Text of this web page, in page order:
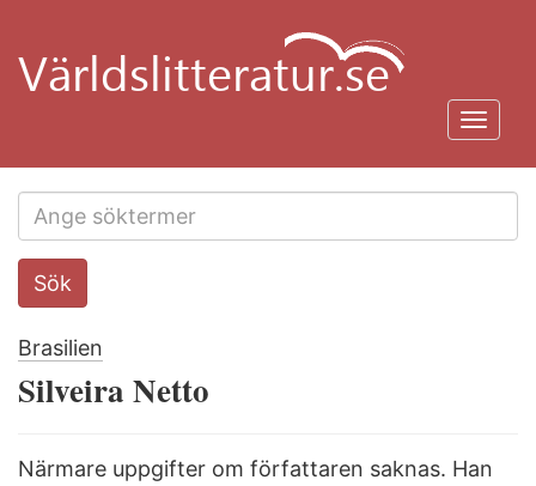
huvudinnehåll
Search
this
Sök
Brasilien
Silveira Netto
Närmare uppgifter om författaren saknas. Han